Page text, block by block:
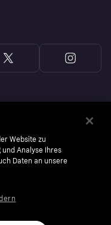
Website zu
Analyse Ihres
Daten an unsere